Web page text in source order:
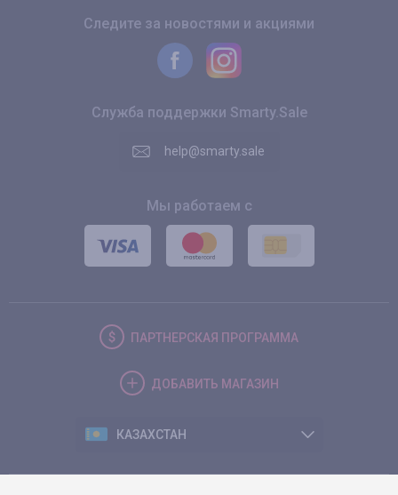
Следите за новостями и акциями
Служба поддержки Smarty.Sale
help@smarty.sale
Мы работаем с
ПАРТНЕРСКАЯ ПРОГРАММА
ДОБАВИТЬ МАГАЗИН
КАЗАХСТАН